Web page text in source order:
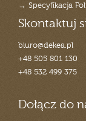
→ Specyfikacja
Skontaktuj
biuro@dekea.pl
+48 505 801 130
+48 532 499 375
Dołącz do